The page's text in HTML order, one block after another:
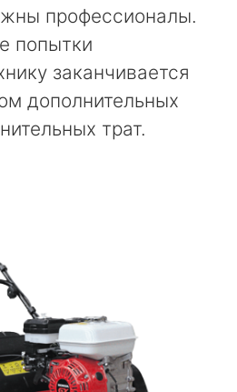
профессионалы.
попытки
заканчивается
дополнительных
трат.